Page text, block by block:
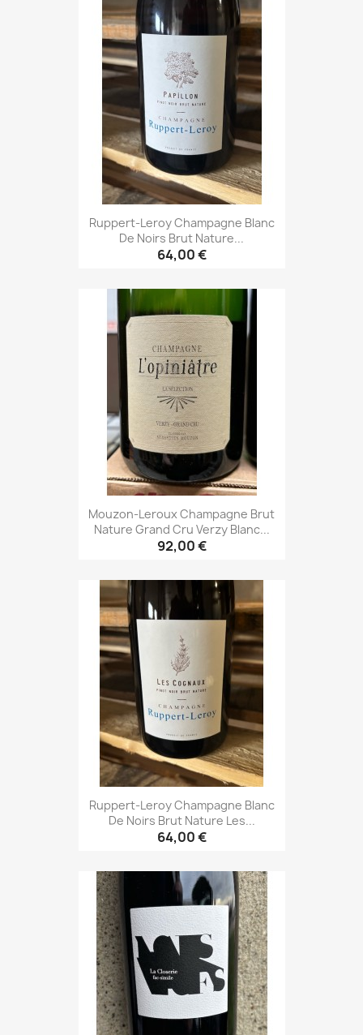
Ruppert-Leroy Champagne Blanc
De Noirs Brut Nature...
64,00 €
Mouzon-Leroux Champagne Brut
Nature Grand Cru Verzy Blanc...
92,00 €
Ruppert-Leroy Champagne Blanc
De Noirs Brut Nature Les...
64,00 €